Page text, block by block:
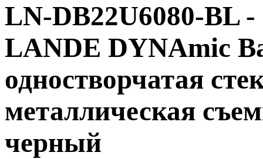
LN-DB22U6080-BL
LANDE DYNAmic
одностворчатая
металлическая
черный